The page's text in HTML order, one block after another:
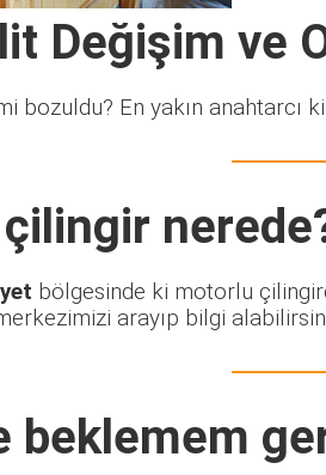
Değişim ve
bozuldu? En yakın anahtarcı
çilingir
bölgesinde ki motorlu
arayıp bilgi
beklemem